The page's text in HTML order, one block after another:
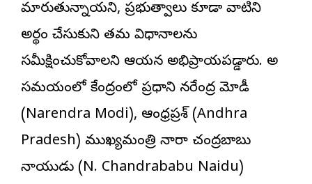
మారుతున్నాయని, ప్రభుత్వాలు కూడా వాటిని
అర్థం చేసుకుని తమ విధానాలను
సమీక్షించుకోవాలని ఆయన అభిప్రాయపడ్డారు. అదే
సమయంలో కేంద్రంలో ప్రధాని నరేంద్ర మోడీ
(Narendra Modi), ఆంధ్రప్రదేశ్ (Andhra
Pradesh) ముఖ్యమంత్రి నారా చంద్రబాబు
నాయుడు (N. Chandrababu Naidu)